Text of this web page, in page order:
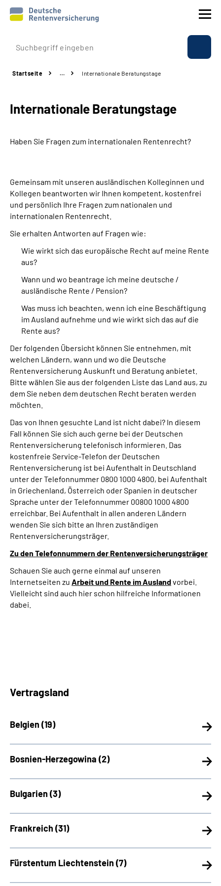
Prävention
Rente
Beratung & Kontakt
Über uns & Presse
Online-Services
Leichte Sprache
Mein Kundenportal
Startseite … Internationale Beratungstage
Internationale Beratungstage
Haben Sie Fragen zum internationalen Rentenrecht?
Gemeinsam mit unseren ausländischen Kolleginnen und
Kollegen beantworten wir Ihnen kompetent, kostenfrei
und persönlich Ihre Fragen zum nationalen und
internationalen Rentenrecht.
Sie erhalten Antworten auf Fragen wie:
Wie wirkt sich das europäische Recht auf meine Rente
aus?
Wann und wo beantrage ich meine deutsche /
ausländische Rente / Pension?
Was muss ich beachten, wenn ich eine Beschäftigung
im Ausland aufnehme und wie wirkt sich das auf die
Rente aus?
Der folgenden Übersicht können Sie entnehmen, mit
welchen Ländern, wann und wo die Deutsche
Rentenversicherung Auskunft und Beratung anbietet.
Bitte wählen Sie aus der folgenden Liste das Land aus, zu
dem Sie neben dem deutschen Recht beraten werden
möchten.
Das von Ihnen gesuchte Land ist nicht dabei? In diesem
Fall können Sie sich auch gerne bei der Deutschen
Rentenversicherung telefonisch informieren. Das
kostenfreie Service-Telefon der Deutschen
Rentenversicherung ist bei Aufenthalt in Deutschland
unter der Telefonnummer 0800 1000 4800, bei Aufenthalt
in Griechenland, Österreich oder Spanien in deutscher
Sprache unter der Telefonnummer 00800 1000 4800
erreichbar. Bei Aufenthalt in allen anderen Ländern
wenden Sie sich bitte an Ihren zuständigen
Rentenversicherungsträger.
Zu den Telefonnummern der Rentenversicherungsträger
Schauen Sie auch gerne einmal auf unseren
Internetseiten zu Arbeit und Rente im Auslandvorbei.
Vielleicht sind auch hier schon hilfreiche Informationen
dabei.
Vertragsland
Belgien (19)
Bosnien-Herzegowina (2)
Bulgarien (3)
Frankreich (31)
Fürstentum Liechtenstein (7)